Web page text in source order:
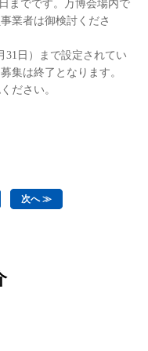
までです。万博会場内で
業者は御検討くださ
31日）まで設定されてい
集は終了となります。
ださい。
次へ ≫